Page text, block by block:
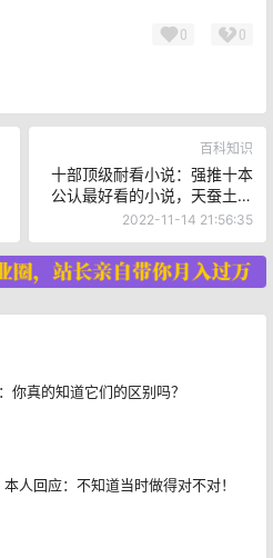
0 0
百科知识
十部顶级耐看小说：强推十本
公认最好看的小说，天蚕土豆
两本上榜，书荒收藏！
2022-11-14 21:56:35
你真的知道它们的区别吗？
人回应：不知道当时做得对不对！